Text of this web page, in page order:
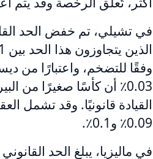
0.03٪ أن كأسًا صغيرًا من
0.09٪ و0.1٪.